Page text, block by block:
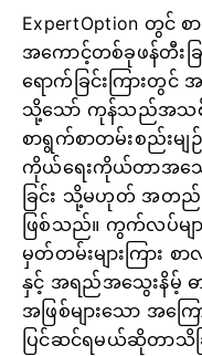
ExpertOption တွင်
အကောင့်တစ်ခုဖန်တီးခ
ရောက်ခြင်းကြားတွင်
သို့သော် ကုန်သည်အသစ်မ
စာရွက်စာတမ်းစည်းမျ
ကိုယ်ရေးကိုယ်တာအသေ
ခြင်း သို့မဟုတ် အတည်ပြု
ဖြစ်သည်။ ကွက်လပ်မျာ
မှတ်တမ်းများကြား စာ
နှင့် အရည်အသွေးနိမ့် ဓ
အဖြစ်များသော အကြ
ပြင်ဆင်ရမယ်ဆိုတာသိ